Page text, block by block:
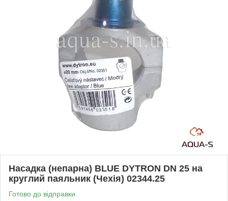
Насадка (непарна) BLUE DYTRON DN 25 на
круглий паяльник (Чехія) 02344.25
Готово до відправки